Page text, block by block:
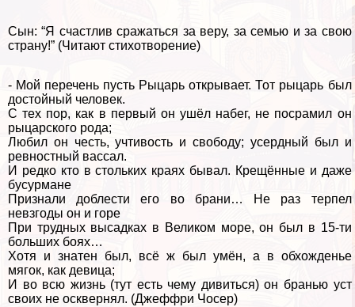
Сын: “Я счастлив сражаться за веру, за семью и за свою
страну!” (Читают стихотворение)
- Мой перечень пусть Рыцарь открывает. Тот рыцарь был
достойный человек.
С тех пор, как в первый он ушёл набег, не посрамил он
рыцарского рода;
Любил он честь, учтивость и свободу; усердный был и
ревностный вассал.
И редко кто в стольких краях бывал. Крещённые и даже
бусурмане
Признали доблести его во брани… Не раз терпел
невзгоды он и горе
При трудных высадках в Великом море, он был в 15-ти
больших боях…
Хотя и знатен был, всё ж был умён, а в обхожденье
мягок, как дeвица;
И во всю жизнь (тут есть чему дивиться) он бранью уст
своих не осквернял. (Джеффри Чосер)